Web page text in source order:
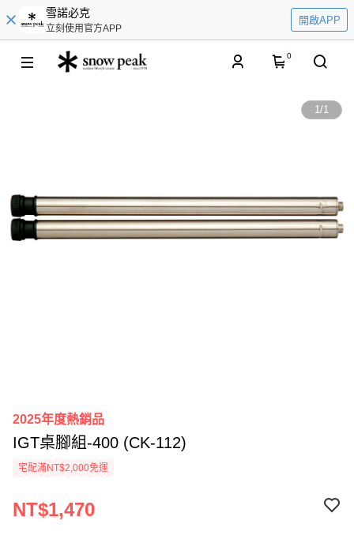
雪諾必克
立刻使用官方APP
開啟APP
0
1/1
2025年度熱銷品
IGT桌腳組-400 (CK-112)
宅配滿NT$2,000免運
NT$1,470